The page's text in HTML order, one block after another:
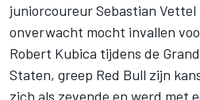
juniorcoureur Sebastian Vettel
onverwacht mocht invallen
Robert Kubica tijdens de
Staten, greep Red Bull zijn
zich als zevende en werd met